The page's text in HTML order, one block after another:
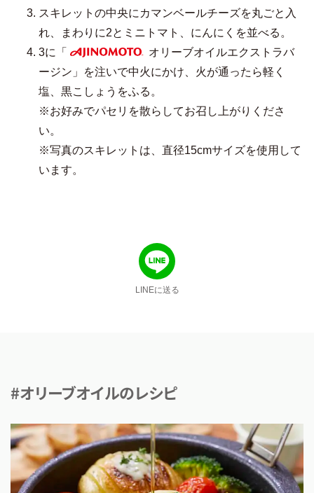
スキレットの中央にカマンベールチーズを丸ごと入
れ、まわりに2とミニトマト、にんにくを並べる。
3に「
AJINOMOTO
オリーブオイルエクストラバ
ージン」を注いで中火にかけ、火が通ったら軽く
塩、黒こしょうをふる。
※お好みでパセリを散らしてお召し上がりくださ
い。
※写真のスキレットは、直径15cmサイズを使用して
います。
LINEに送る
#オリーブオイルのレシピ